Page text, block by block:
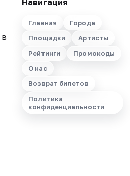
Навигация
Главная
Города
Площадки
Артисты
Рейтинги
Промокоды
О нас
Возврат билетов
Политика
конфиденциальности